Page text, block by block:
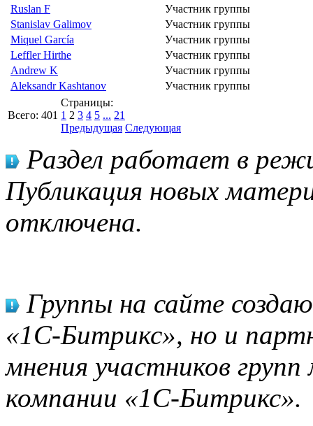
Ruslan F
Участник группы
Stanislav Galimov
Участник группы
Miquel García
Участник группы
Leffler Hirthe
Участник группы
Andrew K
Участник группы
Aleksandr Kashtanov
Участник группы
Всего: 401
Страницы:
1 2 3 4 5 ... 21
Предыдущая Следующая
Раздел работает в
Публикация новых
отключена.
Группы на сайте
«1С-Битрикс», но и
мнения участников
компании «1С-Битрикс».